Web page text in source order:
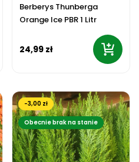
Berberys Thunberga
Orange Ice PBR 1 Litr
24,99 zł
-3,00 zł
Obecnie brak na stanie